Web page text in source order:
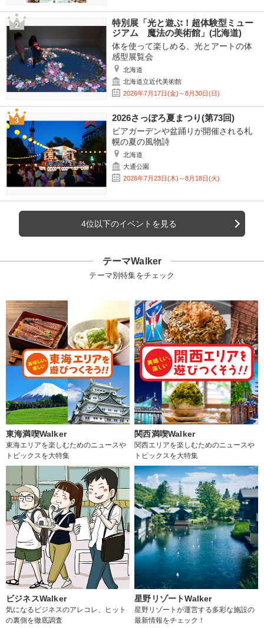
特別展「光と遊ぶ！超体験型ミュー
ジアム 魔法の美術館」(北海道)
体を使って楽しめる、光とアートの体
感型展覧会
北海道
北海道立近代美術館
2026年7月17日(金)～8月30日(日)
2026さっぽろ夏まつり(第73回)
ビアガーデンや盆踊りが開催される札
幌の夏の風物詩
北海道
大通公園
2026年7月23日(木)～8月18日(火)
4位以下のイベントを見る
テーマWalker
テーマ別特集をチェック
東海満喫Walker
東海エリアを楽しむためのニュースや
トピックスを大特集
関西満喫Walker
関西エリアを楽しむためのニュースや
トピックスを大特集
ビジネスWalker
気になるビジネスのアレコレ、ヒット
の裏側を徹底調査
星野リゾートWalker
星野リゾートが運営する多彩な施設の
最新情報をチェック！